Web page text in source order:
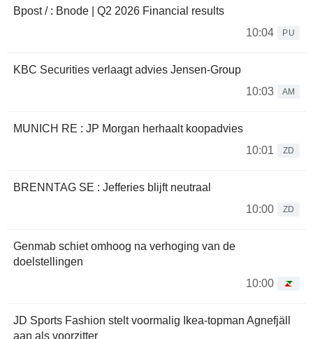
Bpost / : Bnode | Q2 2026 Financial results
10:04
PU
KBC Securities verlaagt advies Jensen-Group
10:03
AM
MUNICH RE : JP Morgan herhaalt koopadvies
10:01
ZD
BRENNTAG SE : Jefferies blijft neutraal
10:00
ZD
Genmab schiet omhoog na verhoging van de
doelstellingen
10:00
JD Sports Fashion stelt voormalig Ikea-topman Agnefjäll
aan als voorzitter